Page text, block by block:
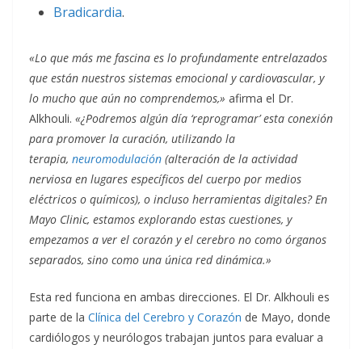
Bradicardia.
«Lo que más me fascina es lo profundamente entrelazados
que están nuestros sistemas emocional y cardiovascular, y
lo mucho que aún no comprendemos,» afirma el Dr.
Alkhouli. «¿Podremos algún día ‘reprogramar’ esta conexión
para promover la curación, utilizando la
terapia, neuromodulación (alteración de la actividad
nerviosa en lugares específicos del cuerpo por medios
eléctricos o químicos), o incluso herramientas digitales? En
Mayo Clinic, estamos explorando estas cuestiones, y
empezamos a ver el corazón y el cerebro no como órganos
separados, sino como una única red dinámica.»
Esta red funciona en ambas direcciones. El Dr. Alkhouli es
parte de la Clínica del Cerebro y Corazón de Mayo, donde
cardiólogos y neurólogos trabajan juntos para evaluar a